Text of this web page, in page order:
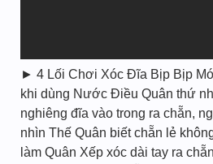
► 4 Lối Chơi Xóc Đĩa Bịp Bịp
khi dùng Nước Điều Quân thứ
nghiêng đĩa vào trong ra chẵn,
nhìn Thế Quân biết chẵn lẻ
làm Quân Xếp xóc dài tay ra